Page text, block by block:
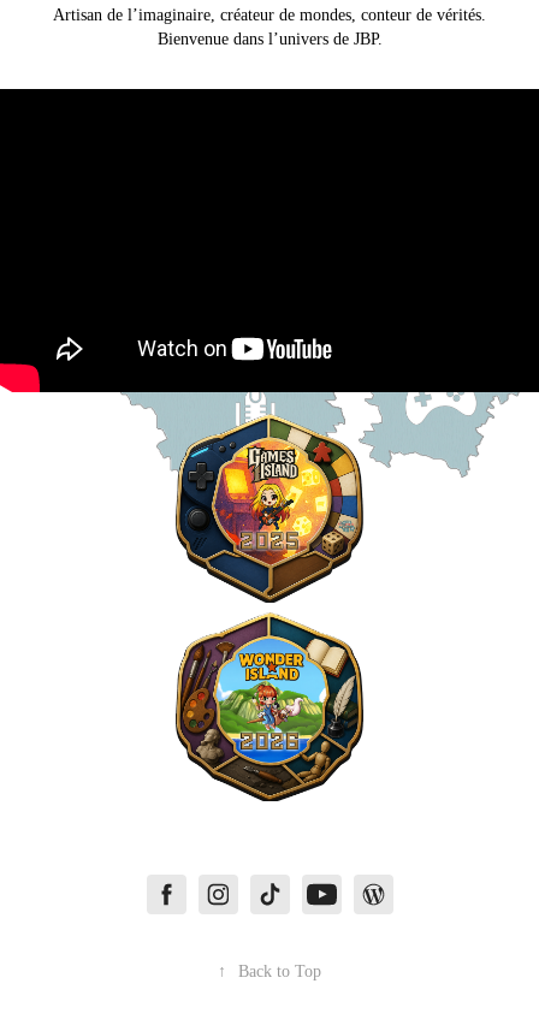
Artisan de l’imaginaire, créateur de mondes, conteur de vérités.
Bienvenue dans l’univers de JBP.
↑ Back to Top